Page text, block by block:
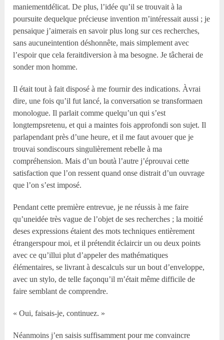
maniementdélicat. De plus, l’idée qu’il se trouvait à la
poursuite dequelque précieuse invention m’intéressait aussi ; je
pensaique j’aimerais en savoir plus long sur ces recherches,
sans aucuneintention déshonnête, mais simplement avec
l’espoir que cela feraitdiversion à ma besogne. Je tâcherai de
sonder mon homme.
Il était tout à fait disposé à me fournir des indications. Àvrai
dire, une fois qu’il fut lancé, la conversation se transformaen
monologue. Il parlait comme quelqu’un qui s’est
longtempsretenu, et qui a maintes fois approfondi son sujet. Il
parlapendant près d’une heure, et il me faut avouer que je
trouvai sondiscours singulièrement rebelle à ma
compréhension. Mais d’un boutà l’autre j’éprouvai cette
satisfaction que l’on ressent quand onse distrait d’un ouvrage
que l’on s’est imposé.
Pendant cette première entrevue, je ne réussis à me faire
qu’uneidée très vague de l’objet de ses recherches ; la moitié
deses expressions étaient des mots techniques entièrement
étrangerspour moi, et il prétendit éclaircir un ou deux points
avec ce qu’illui plut d’appeler des mathématiques
élémentaires, se livrant à descalculs sur un bout d’enveloppe,
avec un stylo, de telle façonqu’il m’était même difficile de
faire semblant de comprendre.
« Oui, faisais-je, continuez. »
Néanmoins j’en saisis suffisamment pour me convaincre